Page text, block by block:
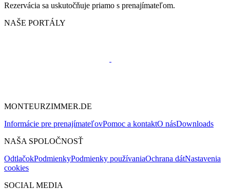
Rezervácia sa uskutočňuje priamo s prenajímateľom.
NAŠE PORTÁLY
MONTEURZIMMER.DE
Informácie pre prenajímateľovPomoc a kontaktO násDownloads
NAŠA SPOLOČNOSŤ
OdtlačokPodmienkyPodmienky používaniaOchrana dátNastavenia
cookies
SOCIAL MEDIA